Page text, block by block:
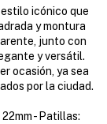
icónico que
y montura
junto con
y versátil.
ocasión, ya sea
por la ciudad.
- Patillas: